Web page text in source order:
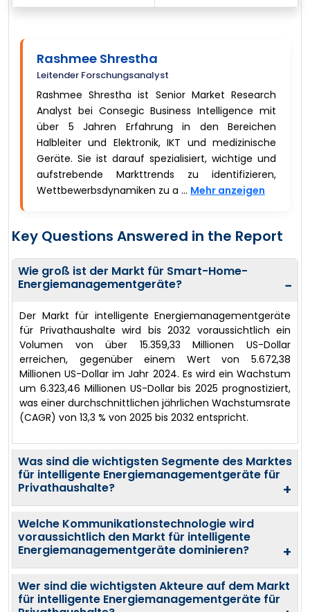
Rashmee Shrestha
Leitender Forschungsanalyst
Rashmee Shrestha ist Senior Market Research
Analyst bei Consegic Business Intelligence mit
über 5 Jahren Erfahrung in den Bereichen
Halbleiter und Elektronik, IKT und medizinische
Geräte. Sie ist darauf spezialisiert, wichtige und
aufstrebende Markttrends zu identifizieren,
Wettbewerbsdynamiken zu a ... Mehr anzeigen
Key Questions Answered in the Report
Wie groß ist der Markt für Smart-Home-
Energiemanagementgeräte?
−
Der Markt für intelligente Energiemanagementgeräte
für Privathaushalte wird bis 2032 voraussichtlich ein
Volumen von über 15.359,33 Millionen US-Dollar
erreichen, gegenüber einem Wert von 5.672,38
Millionen US-Dollar im Jahr 2024. Es wird ein Wachstum
um 6.323,46 Millionen US-Dollar bis 2025 prognostiziert,
was einer durchschnittlichen jährlichen Wachstumsrate
(CAGR) von 13,3 % von 2025 bis 2032 entspricht.
Was sind die wichtigsten Segmente des Marktes
für intelligente Energiemanagementgeräte für
Privathaushalte?
+
Welche Kommunikationstechnologie wird
voraussichtlich den Markt für intelligente
Energiemanagementgeräte dominieren?
+
Wer sind die wichtigsten Akteure auf dem Markt
für intelligente Energiemanagementgeräte für